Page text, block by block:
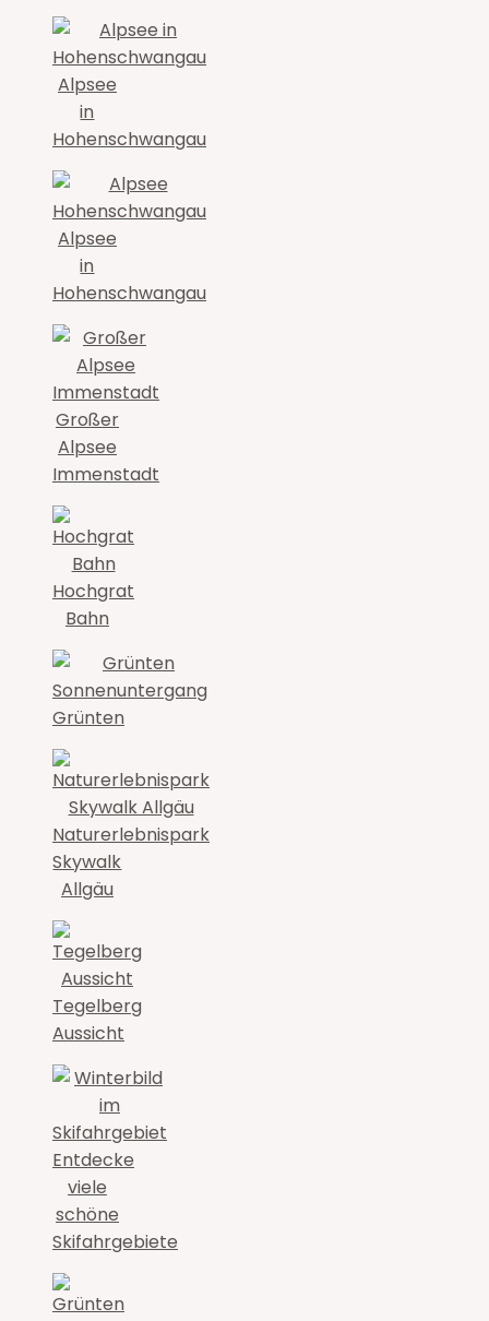
Alpsee
in
Hohenschwangau
Alpsee
in
Hohenschwangau
Großer
Alpsee
Immenstadt
Hochgrat
Bahn
Grünten
Naturerlebnispark
Skywalk
Allgäu
Tegelberg
Aussicht
Entdecke
viele
schöne
Skifahrgebiete